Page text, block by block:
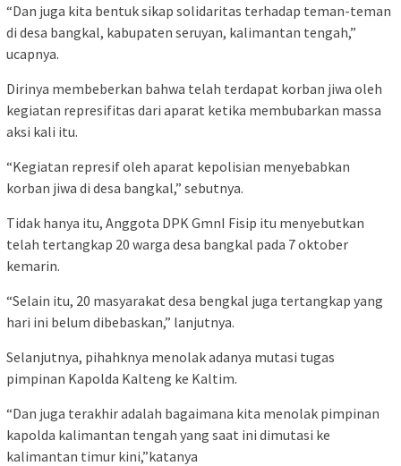
“Dan juga kita bentuk sikap solidaritas terhadap teman-teman
di desa bangkal, kabupaten seruyan, kalimantan tengah,”
ucapnya.
Dirinya membeberkan bahwa telah terdapat korban jiwa oleh
kegiatan represifitas dari aparat ketika membubarkan massa
aksi kali itu.
“Kegiatan represif oleh aparat kepolisian menyebabkan
korban jiwa di desa bangkal,” sebutnya.
Tidak hanya itu, Anggota DPK GmnI Fisip itu menyebutkan
telah tertangkap 20 warga desa bangkal pada 7 oktober
kemarin.
“Selain itu, 20 masyarakat desa bengkal juga tertangkap yang
hari ini belum dibebaskan,” lanjutnya.
Selanjutnya, pihahknya menolak adanya mutasi tugas
pimpinan Kapolda Kalteng ke Kaltim.
“Dan juga terakhir adalah bagaimana kita menolak pimpinan
kapolda kalimantan tengah yang saat ini dimutasi ke
kalimantan timur kini,”katanya